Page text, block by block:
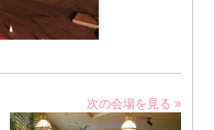
次の会場を見る »